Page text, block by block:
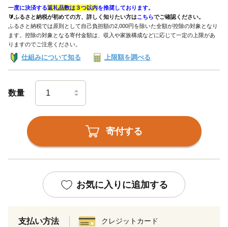
一度に決済する返礼品数は３つ以内を推奨しております。
🔰ふるさと納税が初めての方、詳しく知りたい方はこちらでご確認ください。
ふるさと納税では原則として自己負担額の2,000円を除いた全額が控除の対象となり
ます。控除の対象となる寄付金額は、収入や家族構成などに応じて一定の上限があ
りますのでご注意ください。
仕組みについて知る 上限額を調べる
数量
寄付する
お気に入りに追加する
支払い方法 クレジットカード